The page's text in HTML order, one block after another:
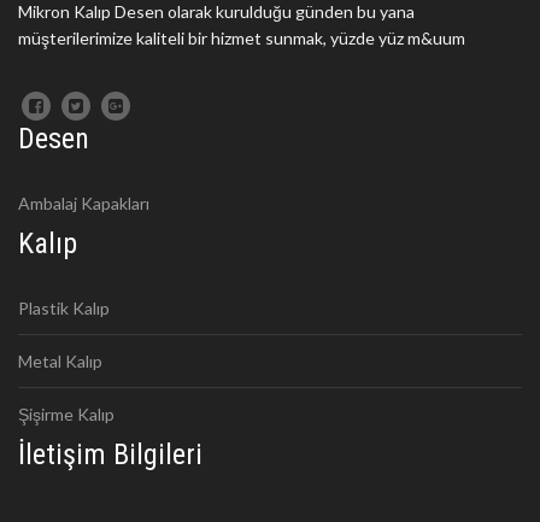
Mikron Kalıp Desen olarak kurulduğu günden bu yana
müşterilerimize kaliteli bir hizmet sunmak, yüzde yüz m&uum
Desen
Ambalaj Kapakları
Kalıp
Plastik Kalıp
Metal Kalıp
Şişirme Kalıp
İletişim Bilgileri